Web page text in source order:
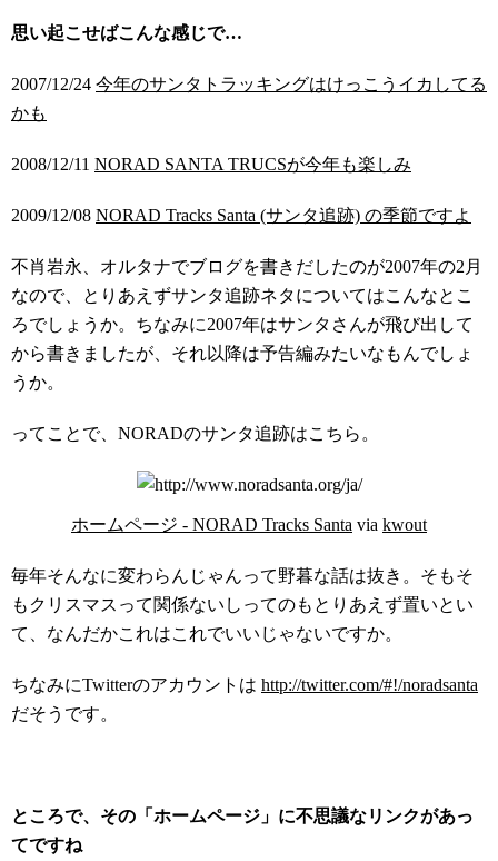
思い起こせばこんな感じで…
2007/12/24 今年のサンタトラッキングはけっこうイカしてる
かも
2008/12/11 NORAD SANTA TRUCSが今年も楽しみ
2009/12/08 NORAD Tracks Santa (サンタ追跡) の季節ですよ
不肖岩永、オルタナでブログを書きだしたのが2007年の2月
なので、とりあえずサンタ追跡ネタについてはこんなとこ
ろでしょうか。ちなみに2007年はサンタさんが飛び出して
から書きましたが、それ以降は予告編みたいなもんでしょ
うか。
ってことで、NORADのサンタ追跡はこちら。
ホームページ - NORAD Tracks Santa via kwout
毎年そんなに変わらんじゃんって野暮な話は抜き。そもそ
もクリスマスって関係ないしってのもとりあえず置いとい
て、なんだかこれはこれでいいじゃないですか。
ちなみにTwitterのアカウントは http://twitter.com/#!/noradsanta
だそうです。
ところで、その「ホームページ」に不思議なリンクがあっ
てですね